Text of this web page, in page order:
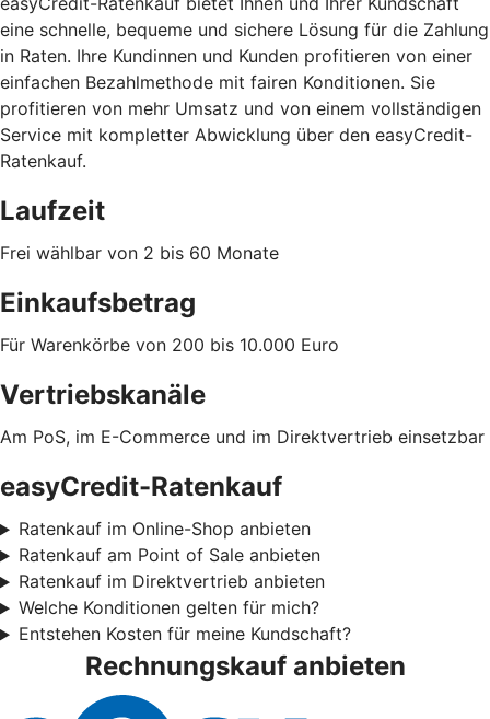
eine schnelle, bequeme und sichere Lösung für die Zahlung
in Raten. Ihre Kundinnen und Kunden profitieren von einer
einfachen Bezahlmethode mit fairen Konditionen. Sie
profitieren von mehr Umsatz und von einem vollständigen
Service mit kompletter Abwicklung über den easyCredit-
Ratenkauf.
Laufzeit
Frei wählbar von 2 bis 60 Monate
Einkaufsbetrag
Für Warenkörbe von 200 bis 10.000 Euro
Vertriebskanäle
Am PoS, im E-Commerce und im Direktvertrieb einsetzbar
easyCredit-Ratenkauf
Ratenkauf im Online-Shop anbieten
Ratenkauf am Point of Sale anbieten
Ratenkauf im Direktvertrieb anbieten
Welche Konditionen gelten für mich?
Entstehen Kosten für meine Kundschaft?
Rechnungskauf anbieten